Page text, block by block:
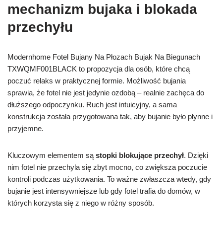
mechanizm bujaka i blokada
przechyłu
Modernhome Fotel Bujany Na Płozach Bujak Na Biegunach
TXWQMF001BLACK to propozycja dla osób, które chcą
poczuć relaks w praktycznej formie. Możliwość bujania
sprawia, że fotel nie jest jedynie ozdobą – realnie zachęca do
dłuższego odpoczynku. Ruch jest intuicyjny, a sama
konstrukcja została przygotowana tak, aby bujanie było płynne i
przyjemne.
Kluczowym elementem są stopki blokujące przechył. Dzięki
nim fotel nie przechyla się zbyt mocno, co zwiększa poczucie
kontroli podczas użytkowania. To ważne zwłaszcza wtedy, gdy
bujanie jest intensywniejsze lub gdy fotel trafia do domów, w
których korzysta się z niego w różny sposób.